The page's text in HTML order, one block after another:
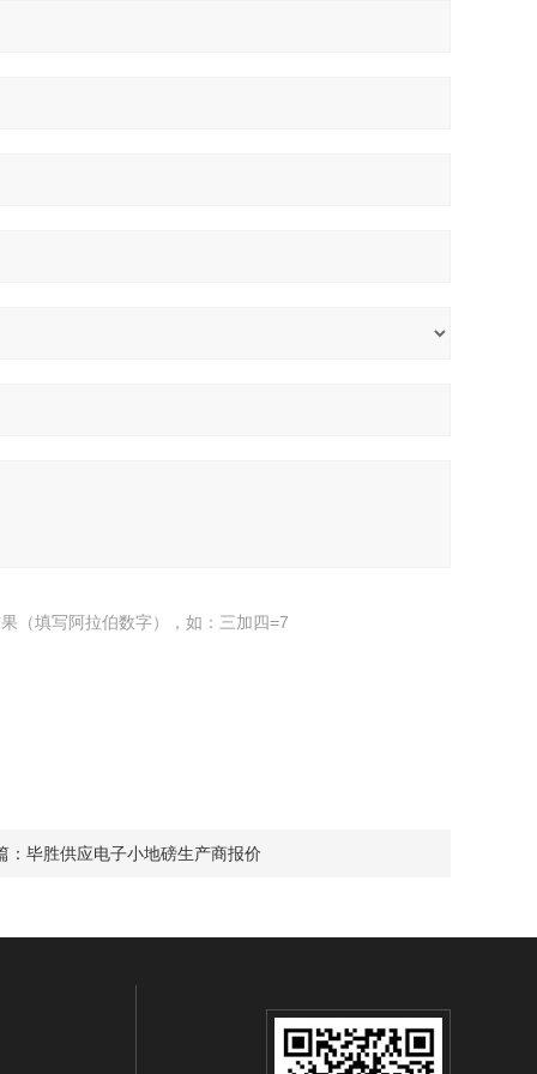
（填写阿拉伯数字），如：三加四=7
： 毕胜供应电子小地磅生产商报价